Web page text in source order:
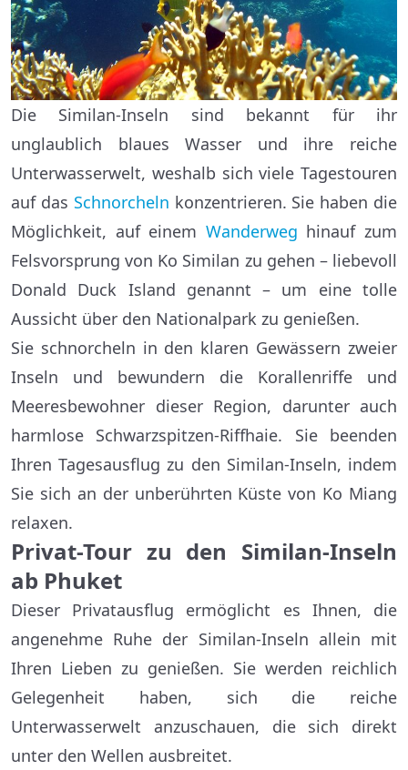
Die Similan-Inseln sind bekannt für ihr
unglaublich blaues Wasser und ihre reiche
Unterwasserwelt, weshalb sich viele Tagestouren
auf das Schnorcheln konzentrieren. Sie haben die
Möglichkeit, auf einem Wanderweg hinauf zum
Felsvorsprung von Ko Similan zu gehen – liebevoll
Donald Duck Island genannt – um eine tolle
Aussicht über den Nationalpark zu genießen.
Sie schnorcheln in den klaren Gewässern zweier
Inseln und bewundern die Korallenriffe und
Meeresbewohner dieser Region, darunter auch
harmlose Schwarzspitzen-Riffhaie. Sie beenden
Ihren Tagesausflug zu den Similan-Inseln, indem
Sie sich an der unberührten Küste von Ko Miang
relaxen.
Privat-Tour zu den Similan-Inseln
ab Phuket
Dieser Privatausflug ermöglicht es Ihnen, die
angenehme Ruhe der Similan-Inseln allein mit
Ihren Lieben zu genießen. Sie werden reichlich
Gelegenheit haben, sich die reiche
Unterwasserwelt anzuschauen, die sich direkt
unter den Wellen ausbreitet.